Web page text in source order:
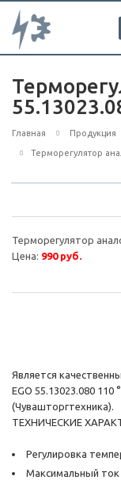
Главная Продукция
Терморегулятор
Терморегулятор
Цена: 990 руб.
Является
EGO 55.13023.080
(Чувашторгтехника).
ТЕХНИЧЕСКИЕ
Регулировка
Максимальный ток